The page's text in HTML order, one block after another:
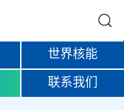
世界核能
联系我们